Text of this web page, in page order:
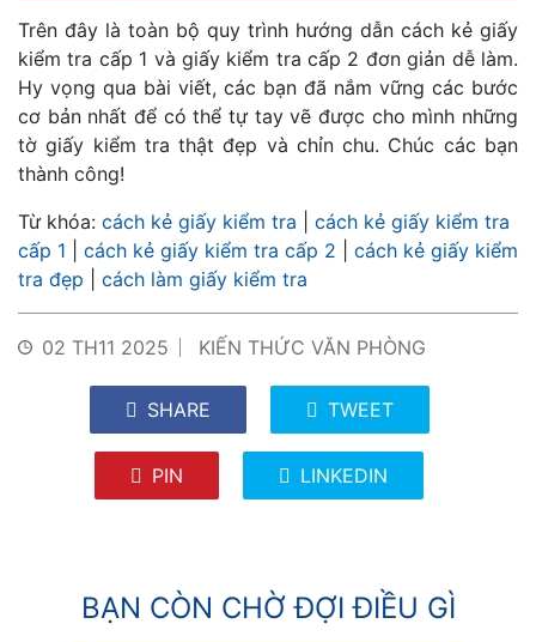
Trên đây là toàn bộ quy trình hướng dẫn cách kẻ giấy
kiểm tra cấp 1 và giấy kiểm tra cấp 2 đơn giản dễ làm.
Hy vọng qua bài viết, các bạn đã nắm vững các bước
cơ bản nhất để có thể tự tay vẽ được cho mình những
tờ giấy kiểm tra thật đẹp và chỉn chu. Chúc các bạn
thành công!
Từ khóa: cách kẻ giấy kiểm tra
cách kẻ giấy kiểm tra
cấp 1
cách kẻ giấy kiểm tra cấp 2
cách kẻ giấy kiểm
tra đẹp
cách làm giấy kiểm tra
02 TH11 2025 KIẾN THỨC VĂN PHÒNG
SHARE TWEET
PIN LINKEDIN
BẠN CÒN CHỜ ĐỢI ĐIỀU GÌ